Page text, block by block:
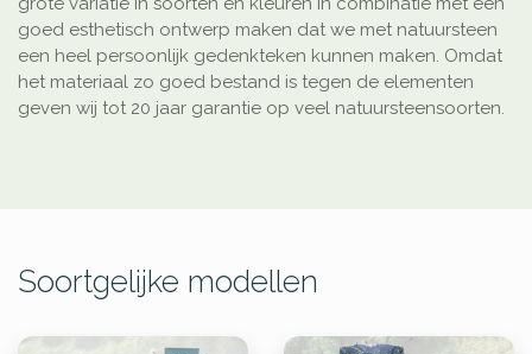
goed esthetisch ontwerp maken dat we met natuursteen
een heel persoonlijk gedenkteken kunnen maken. Omdat
het materiaal zo goed bestand is tegen de elementen
geven wij tot 20 jaar garantie op veel natuursteensoorten.
Soortgelijke modellen